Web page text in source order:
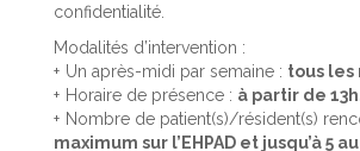
confidentialité.
Modalités d’intervention :
Un après-midi par semaine : tous les
Horaire de présence : à partir de
Nombre de patient(s)/résident(s)
maximum sur l’EHPAD et jusqu’à 5 au